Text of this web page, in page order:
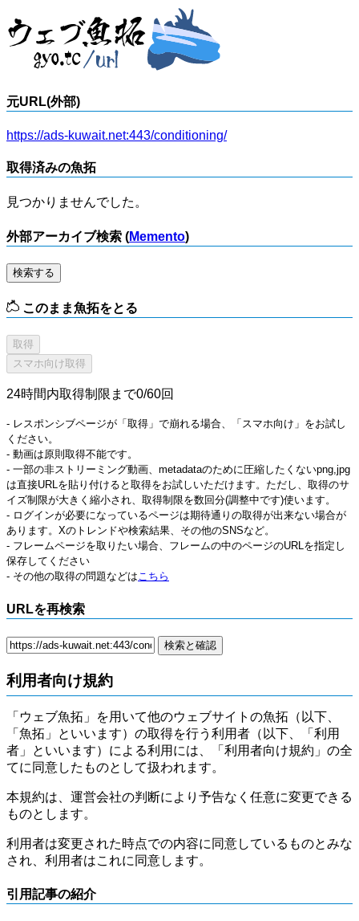
元URL(外部)
https://ads-kuwait.net:443/conditioning/
取得済みの魚拓
見つかりませんでした。
外部アーカイブ検索 (Memento)
検索する
このまま魚拓をとる
24時間内取得制限まで0/60回
- レスポンシブページが「取得」で崩れる場合、「スマホ向け」をお試し
ください。
- 動画は原則取得不能です。
- 一部の非ストリーミング動画、metadataのために圧縮したくないpng,jpg
は直接URLを貼り付けると取得をお試しいただけます。ただし、取得のサ
イズ制限が大きく縮小され、取得制限を数回分(調整中です)使います。
- ログインが必要になっているページは期待通りの取得が出来ない場合が
あります。Xのトレンドや検索結果、その他のSNSなど。
- フレームページを取りたい場合、フレームの中のページのURLを指定し
保存してください
- その他の取得の問題などはこちら
URLを再検索
利用者向け規約
「ウェブ魚拓」を用いて他のウェブサイトの魚拓（以下、
「魚拓」といいます）の取得を行う利用者（以下、「利用
者」といいます）による利用には、「利用者向け規約」の全
てに同意したものとして扱われます。
本規約は、運営会社の判断により予告なく任意に変更できる
ものとします。
利用者は変更された時点での内容に同意しているものとみな
され、利用者はこれに同意します。
引用記事の紹介